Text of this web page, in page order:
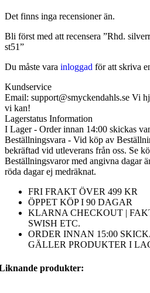
Det finns inga recensioner än.
Bli först med att recensera ”Rhd.
st51”
Du måste vara inloggad för att skriva
Kundservice
Email: support@smyckendahls.se Vi
vi kan!
Lagerstatus Information
I Lager - Order innan 14:00 skickas
Beställningsvara - Vid köp av
bekräftad vid utleverans från oss. Se
Beställningsvaror med angivna dagar
röda dagar ej medräknat.
FRI FRAKT ÖVER 499 KR
ÖPPET KÖP I 90 DAGAR
KLARNA CHECKOUT |
SWISH ETC.
ORDER INNAN 15:00
GÄLLER PRODUKTER I
produkter: